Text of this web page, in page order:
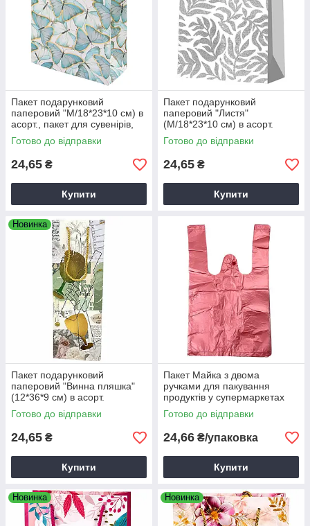
Пакет подарунковий
паперовий "М/18*23*10 см) в
асорт., пакет для сувенірів,
паперовий пакет
Готово до відправки
24,65 ₴
Купити
Пакет подарунковий
паперовий "Листя"
(М/18*23*10 см) в асорт.
Готово до відправки
24,65 ₴
Купити
Новинка
Пакет подарунковий
паперовий "Винна пляшка"
(12*36*9 см) в асорт.
Готово до відправки
24,65 ₴
Купити
Пакет Майка з двома
ручками для пакування
продуктів у супермаркетах
18х30 (5,5мкм) 100шт/уп
Готово до відправки
24,66 ₴/упаковка
Купити
Новинка Новинка